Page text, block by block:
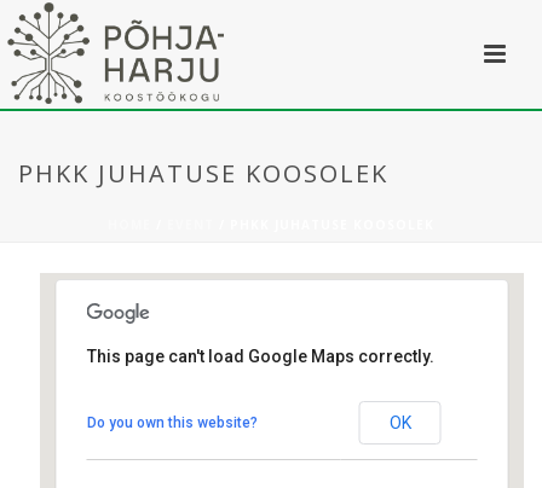
PHKK JUHATUSE KOOSOLEK
Kostivere
Mõisa tee 2 - Kostivere
This page can't load Google Maps correctly.
Do you own this website? OK